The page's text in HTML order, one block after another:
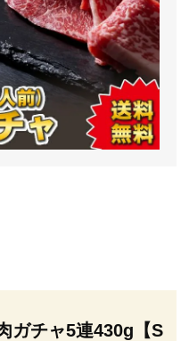
ガチャ5連430g【S